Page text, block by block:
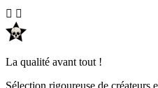
 
La qualité avant tout !
Sélection rigoureuse de créateurs